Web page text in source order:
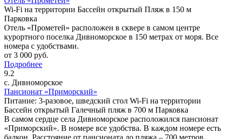
Wi-Fi на территории Бассейн открытый Пляж в 150 м
Парковка
Отель «Прометей» расположен в сквере в самом центре
курортного поселка Дивноморское в 150 метрах от моря. Все
номера с удобствами.
от 3 000 руб.
Подробнее
9.2
с. Дивноморское
Пансионат «Приморский»
Питание: 3-разовое, шведский стол Wi-Fi на территории
Бассейн открытый Галечный пляж в 700 м Парковка
В самом сердце села Дивноморское расположился пансионат
«Приморский». В номере все удобства. В каждом номере есть
балкон. Расстояние от пансионата до пляжа – 700 метров.